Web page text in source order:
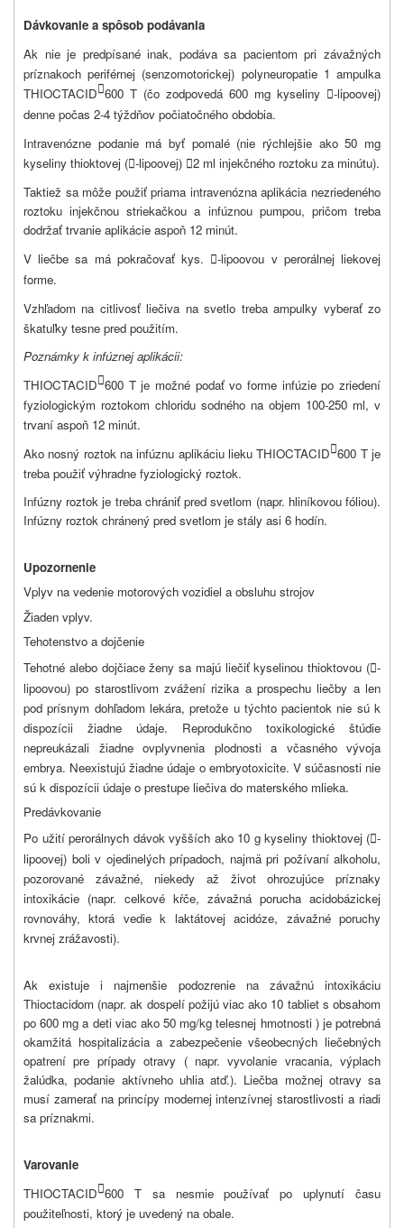
Dávkovanie a spôsob podávania
Ak nie je predpísané inak, podáva sa pacientom pri závažných
príznakoch periférnej (senzomotorickej) polyneuropatie 1 ampulka
THIOCTACID 600 T (čo zodpovedá 600 mg kyseliny -lipoovej)
denne počas 2-4 týždňov počiatočného obdobia.
Intravenózne podanie má byť pomalé (nie rýchlejšie ako 50 mg
kyseliny thioktovej (-lipoovej) 2 ml injekčného roztoku za minútu).
Taktiež sa môže použiť priama intravenózna aplikácia nezriedeného
roztoku injekčnou striekačkou a infúznou pumpou, pričom treba
dodržať trvanie aplikácie aspoň 12 minút.
V liečbe sa má pokračovať kys.
-lipoovou v perorálnej liekovej
forme.
Vzhľadom na citlivosť liečiva na svetlo treba ampulky vyberať zo
škatuľky tesne pred použitím.
Poznámky k infúznej aplikácii:
THIOCTACID 600 T je možné podať vo forme infúzie po zriedení
fyziologickým roztokom chloridu sodného na objem 100-250 ml, v
trvaní aspoň 12 minút.
Ako nosný roztok na infúznu aplikáciu lieku THIOCTACID 600 T je
treba použiť výhradne fyziologický roztok.
Infúzny roztok je treba chrániť pred svetlom (napr. hliníkovou fóliou).
Infúzny roztok chránený pred svetlom je stály asi 6 hodín.
Upozornenie
Vplyv na vedenie motorových vozidiel a obsluhu strojov
Žiaden vplyv.
Tehotenstvo a dojčenie
Tehotné alebo dojčiace ženy sa majú liečiť kyselinou thioktovou (-
lipoovou) po starostlivom zvážení rizika a prospechu liečby a len
pod prísnym dohľadom lekára, pretože u týchto pacientok nie sú k
dispozícii žiadne údaje. Reprodukčno toxikologické štúdie
nepreukázali žiadne ovplyvnenia plodnosti a včasného vývoja
embrya. Neexistujú žiadne údaje o embryotoxicite. V súčasnosti nie
sú k dispozícii údaje o prestupe liečiva do materského mlieka.
Predávkovanie
Po užití perorálnych dávok vyšších ako 10 g kyseliny thioktovej (-
lipoovej) boli v ojedinelých prípadoch, najmä pri požívaní alkoholu,
pozorované závažné, niekedy až život ohrozujúce príznaky
intoxikácie (napr. celkové kŕče, závažná porucha acidobázickej
rovnováhy, ktorá vedie k laktátovej acidóze, závažné poruchy
krvnej zrážavosti).
Ak existuje i najmenšie podozrenie na závažnú intoxikáciu
Thioctacidom (napr. ak dospelí požijú viac ako 10 tabliet s obsahom
po 600 mg a deti viac ako 50 mg/kg telesnej hmotnosti ) je potrebná
okamžitá hospitalizácia a zabezpečenie všeobecných liečebných
opatrení pre prípady otravy ( napr. vyvolanie vracania, výplach
žalúdka, podanie aktívneho uhlia atď.). Liečba možnej otravy sa
musí zamerať na princípy modernej intenzívnej starostlivosti a riadi
sa príznakmi.
Varovanie
THIOCTACID 600 T sa nesmie používať po uplynutí času
použiteľnosti, ktorý je uvedený na obale.